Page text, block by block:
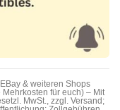
& weiteren Shops
für euch) – Mit
MwSt., zzgl. Versand;